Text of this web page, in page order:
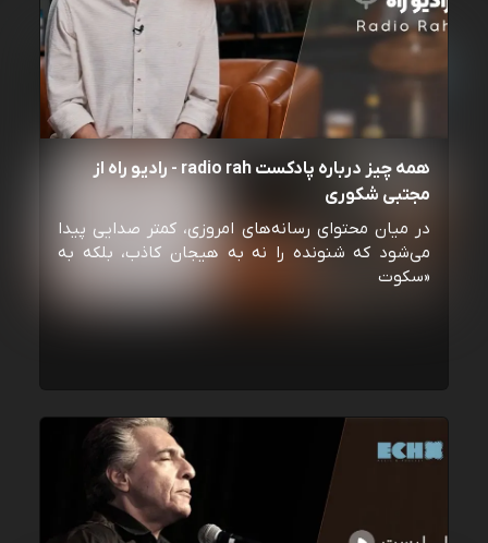
همه چیز درباره پادکست radio rah - رادیو راه از
مجتبی شکوری
در میان محتوای رسانه‌های امروزی، کمتر صدایی پیدا
می‌شود که شنونده را نه به هیجان کاذب، بلکه به
«سکوت